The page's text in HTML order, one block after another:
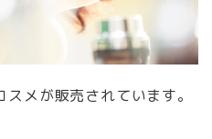
メが販売されています。